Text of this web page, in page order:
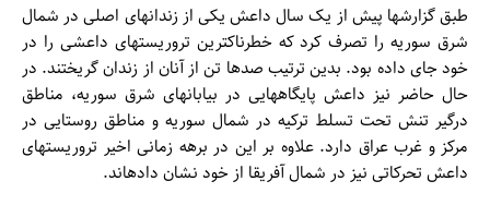
طبق گزارش­ها پیش از یک سال داعش یکی از زندان­های اصلی در شمال
شرق سوریه را تصرف کرد که خطرناک­ترین تروریست­های داعشی را در
خود جای داده بود. بدین ترتیب صدها تن از آنان از زندان گریختند. در
حال حاضر نیز داعش پایگاه­هایی در بیابان­های شرق سوریه، مناطق
درگیر تنش تحت تسلط ترکیه در شمال سوریه و مناطق روستایی در
مرکز و غرب عراق دارد. علاوه بر این در برهه زمانی اخیر تروریست­های
داعش تحرکاتی نیز در شمال آفریقا از خود نشان داده­اند.